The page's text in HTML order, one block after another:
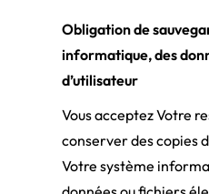
Obligation de
informatique, des
d’utilisateur
Vous acceptez Votre
conserver des copies
Votre système